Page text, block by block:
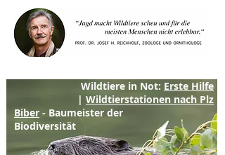
Wildtiere in Not: Erste Hilfe
| Wildtierstationen nach Plz
Biber - Baumeister der
Biodiversität